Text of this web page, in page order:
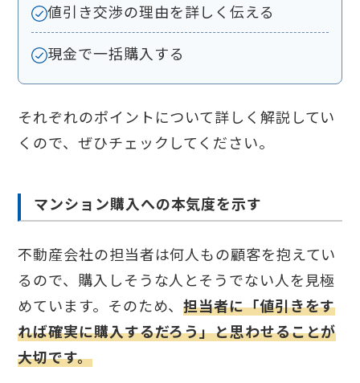
値引き交渉の理由を詳しく伝える
現金で一括購入する
それぞれのポイントについて詳しく解説してい
くので、ぜひチェックしてください。
マンション購入への本気度を示す
不動産会社の担当者は何人もの顧客を抱えてい
るので、購入しそうな人とそうでない人を見極
めています。そのため、担当者に「値引きをす
れば確実に購入するだろう」と思わせることが
大切です。